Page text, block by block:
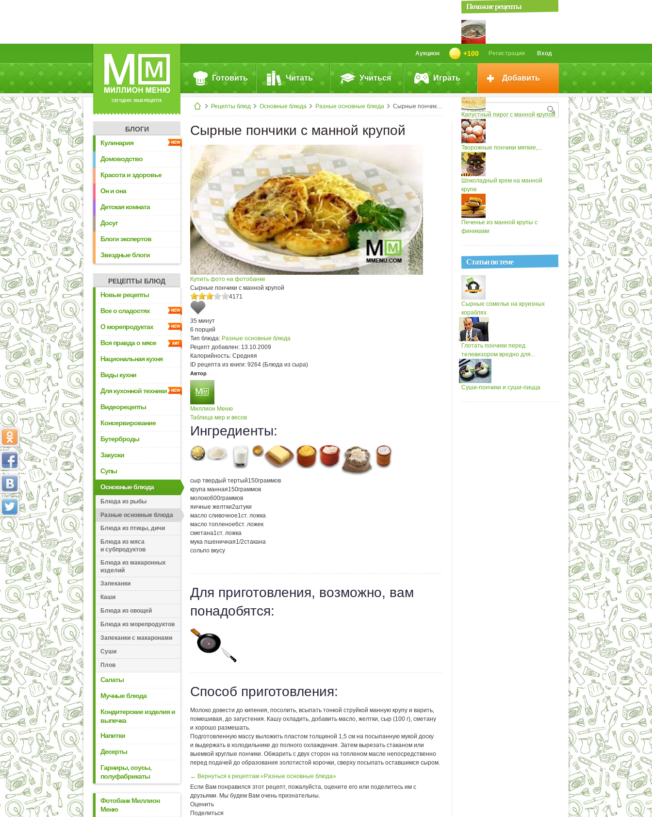
СЕГОДНЯ: 39142 РЕЦЕПТА
Вход
Регистрация
+100
Аукцион
Готовить Читать Учиться Играть Добавить
Рецепты блюд Основные блюда Разные основные блюда Сырные пончики с&nbsp;манной крупой
БЛОГИ
Кулинария
Домоводство
Красота и здоровье
Он и она
Детская комната
Досуг
Блоги экспертов
Звездные блоги
РЕЦЕПТЫ БЛЮД
Новые рецепты
Все о сладостях
О морепродуктах
Вся правда о мясе
Национальная кухня
Виды кухни
Для кухонной техники
Видеорецепты
Консервирование
Бутерброды
Закуски
Супы
Основные блюда
Блюда из рыбы
Разные основные блюда
Блюда из птицы, дичи
Блюда из мяса
и субпродуктов
Блюда из макаронных
изделий
Запеканки
Каши
Блюда из овощей
Блюда из морепродуктов
Запеканки с макаронами
Суши
Плов
Салаты
Мучные блюда
Кондитерские изделия и
выпечка
Напитки
Десерты
Гарниры, соусы,
полуфабрикаты
Фотобанк Миллион
Меню
Сырные пончики с манной крупой
Купить фото на фотобанке
Сырные пончики с манной крупой
4171
35 минут
6 порций
Тип блюда: Разные основные блюда
Рецепт добавлен: 13.10.2009
Калорийность: Средняя
ID рецепта из книги: 9264 (Блюда из сыра)
Автор
Миллион Меню
Таблица мер и весов
Ингредиенты:
сыр твердый тертый150граммов
крупа манная150граммов
молоко600граммов
яичные желтки2штуки
масло сливочное1 ст. ложка
масло топленое6ст. ложек
сметана1 ст. ложка
мука пшеничная1/2стакана
сольпо вкусу
Для приготовления, возможно, вам
понадобятся:
Способ приготовления:
Молоко довести до кипения, посолить, всыпать тонкой струйкой манную крупу и варить,
помешивая, до загустения. Кашу охладить, добавить масло, желтки, сыр (100 г), сметану
и хорошо размешать.
Подготовленную массу выложить пластом толщиной 1,5 см на посыпанную мукой доску
и выдержать в холодильнике до полного охлаждения. Затем вырезать стаканом или
выемкой круглые пончики. Обжарить с двух сторон на топленом масле непосредственно
перед подачей до образования золотистой корочки, сверху посыпать оставшимся сыром.
← Вернуться к рецептам «Разные основные блюда»
Если Вам понравился этот рецепт, пожалуйста, оцените его или поделитесь им с
друзьями. Мы будем Вам очень признательны.
Оценить
Поделиться
Похожие рецепты
Кекс лимонный с манной крупой
Капустный пирог с манной крупой
Творожные пончики мягкие,...
Шоколадный крем на манной
крупе
Печенье из манной крупы с
финиками
Статьи по теме
Сырные сомелье на круизных
кораблях
Глотать пончики перед
телевизором вредно для...
Суши-пончики и суши-пицца